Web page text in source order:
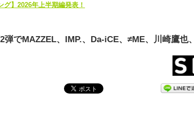
グ】2026年上半期編発表！
グ】2026年上半期編発表！
弾でMAZZEL、IMP.、Da-iCE、≠ME、川崎鷹也